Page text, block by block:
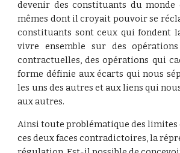
devenir des constituants du monde
mêmes dont il croyait pouvoir se
constituants sont ceux qui fondent
vivre ensemble sur des
contractuelles, des opérations qui
forme définie aux écarts qui nous
les uns des autres et aux liens qui
aux autres.
Ainsi toute problématique des limites
ces deux faces contradictoires, la